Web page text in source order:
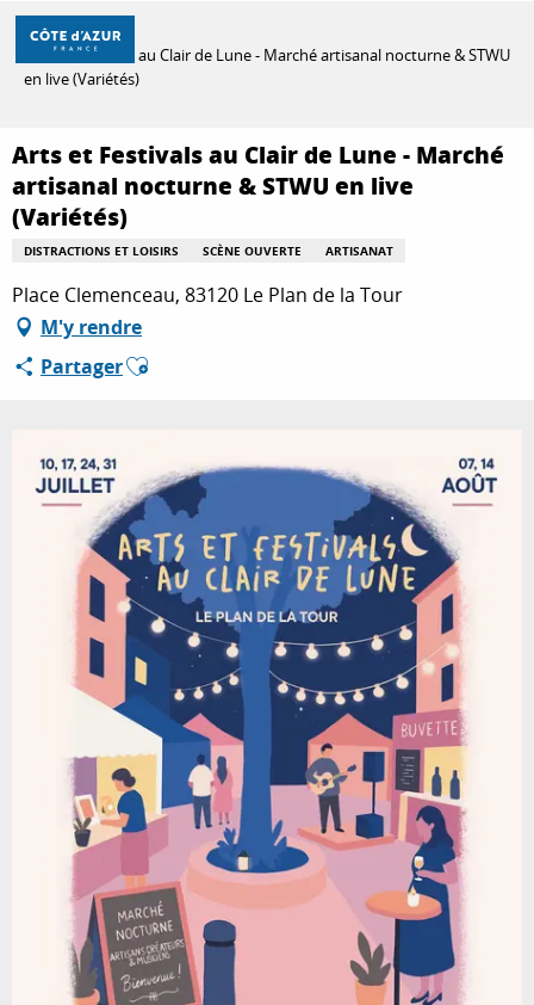
Aller
contenu
À FAIRE
SÉJOURNER
Accueil
Arts et Festivals au Clair de Lune - Marché artisanal nocturne & STWU
en live (Variétés)
Arts et Festivals au Clair de Lune - Marché
artisanal nocturne & STWU en live
(Variétés)
DISTRACTIONS ET LOISIRS SCÈNE OUVERTE ARTISANAT
Place Clemenceau, 83120 Le Plan de la Tour
M'y rendre
PartagerAjouter aux favoris